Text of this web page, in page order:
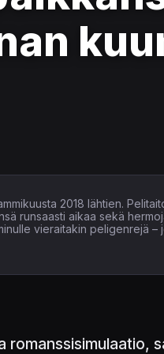
2018 lähtien.
runsaasti aikaa sekä
vieraitakin peligenrejä –
romanssisimulaatio,